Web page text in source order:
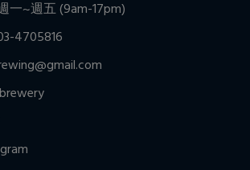
一~週五 (9am-17pm)
4705816